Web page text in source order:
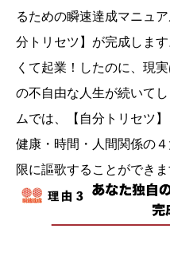
るための瞬速達成マニュ
分トリセツ】が完成しま
くて起業！したのに、現
の不自由な人生が続いて
ムでは、【自分トリセツ】
健康・時間・人間関係の
限に謳歌することができ